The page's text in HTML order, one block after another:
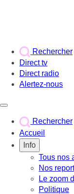
Rechercher
Direct tv
Direct radio
Alertez-nous
Rechercher
Accueil
Info
Tous nos
Nos
Le zoom
Politique